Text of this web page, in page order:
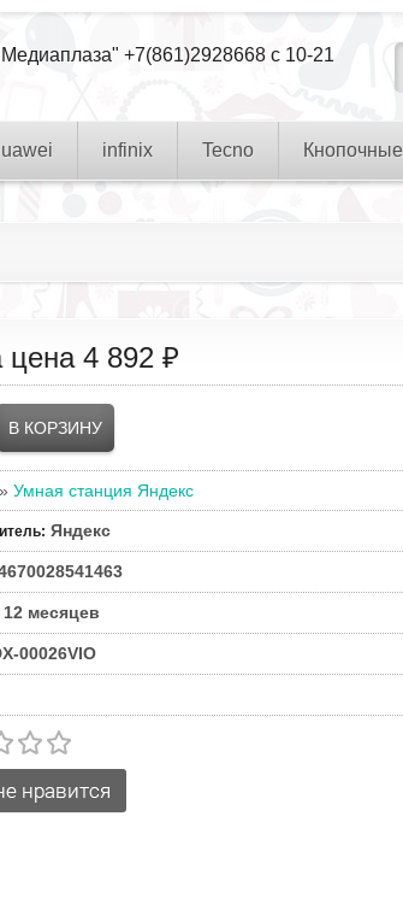
+7(861)2928668 с 10-21
infinix Tecno Кнопочные
цена 4 892 ₽
» Умная станция Яндекс
: Яндекс
12 месяцев
00026VIO